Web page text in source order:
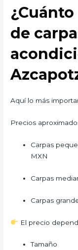
de
Aquí lo más
Precios
Carpas
MXN
Carpas
Carpas
El precio
Tamaño